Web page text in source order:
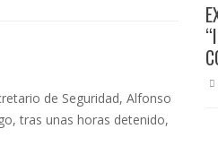
de Seguridad, Alfonso
tras unas horas detenido,